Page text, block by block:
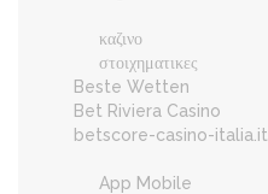
καζινο
στοιχηματικες
Beste Wetten
Bet Riviera Casino
betscore-casino-italia.it
App Mobile